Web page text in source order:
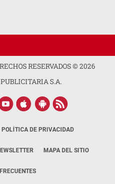
RESERVADOS ©2026
S.A.
POLÍTICA DE PRIVACIDAD
MAPA DEL SITIO